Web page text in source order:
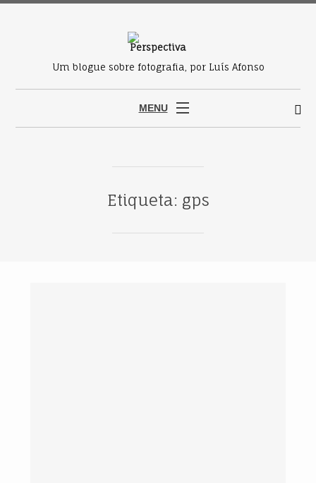
Um blogue sobre fotografia, por Luís Afonso
MENU
Etiqueta: gps